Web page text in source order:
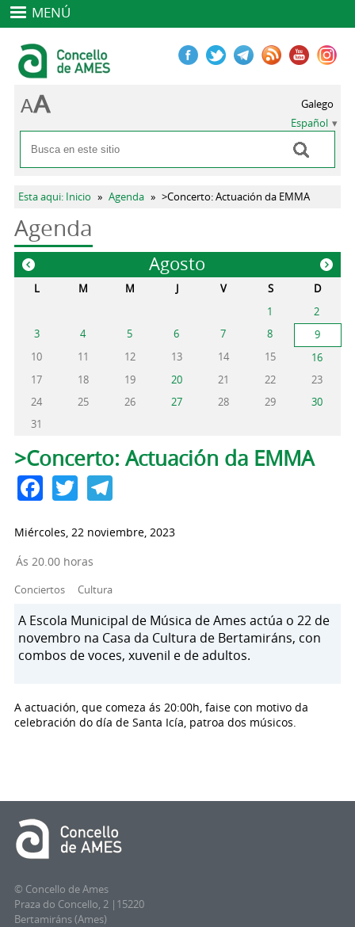
MENÚ
Formulario de búsqueda
Buscar
Galego
Español
Se encuentra usted aquí
Esta aqui: Inicio » Agenda » >Concerto: Actuación da EMMA
Agenda
Agosto
« »
L M M J V S
D
1
2
3
4 5 6 7 8
9
10
11 12 13 14 15
16
17
18 19 20 21 22
23
24
25 26 27 28 29
30
31
Solapas principales
>Concerto: Actuación da EMMA
Facebook
TwitterTelegram
Miércoles, 22 noviembre, 2023
Ás 20.00 horas
Conciertos Cultura
A Escola Municipal de Música de Ames actúa o 22 de
novembro na Casa da Cultura de Bertamiráns, con
combos de voces, xuvenil e de adultos.
A actuación, que comeza ás 20:00h, faise con motivo da
celebración do día de Santa Icía, patroa dos músicos.
© Concello de Ames
Praza do Concello, 2 |15220
Bertamiráns (Ames)